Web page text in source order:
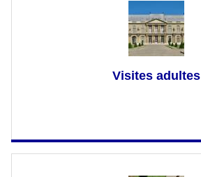
Visites adultes